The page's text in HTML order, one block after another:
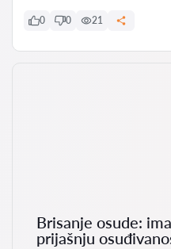
0 0 21
Brisanje osude:
prijašnju